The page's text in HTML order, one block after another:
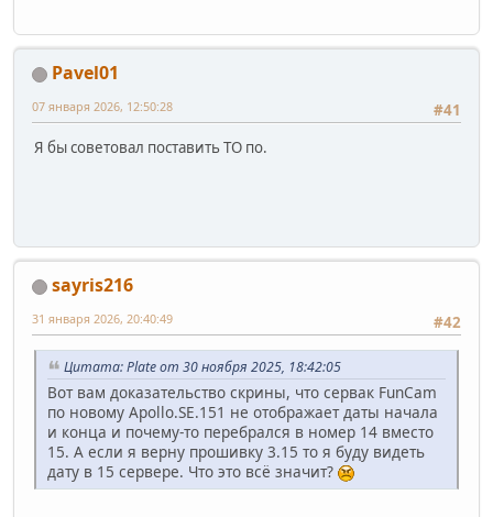
Pavel01
#41
07 января 2026, 12:50:28
Я бы советовал поставить ТО по.
sayris216
#42
31 января 2026, 20:40:49
Цитата: Plate от 30 ноября 2025, 18:42:05
Вот вам доказательство скрины, что сервак FunCam
по новому Apollo.SE.151 не отображает даты начала
и конца и почему-то перебрался в номер 14 вместо
15. А если я верну прошивку 3.15 то я буду видеть
дату в 15 сервере. Что это всё значит?